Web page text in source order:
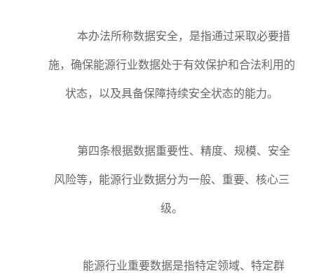
本办法所称数据安全，是指通过采取必要措
施，确保能源行业数据处于有效保护和合法利用的
状态，以及具备保障持续安全状态的能力。
第四条根据数据重要性、精度、规模、安全
风险等，能源行业数据分为一般、重要、核心三
级。
能源行业重要数据是指特定领域、特定群